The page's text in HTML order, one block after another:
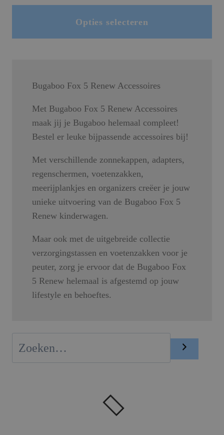
Opties selecteren
Bugaboo Fox 5 Renew Accessoires
Met Bugaboo Fox 5 Renew Accessoires
maak jij je Bugaboo helemaal compleet!
Bestel er leuke bijpassende accessoires bij!
Met verschillende zonnekappen, adapters,
regenschermen, voetenzakken,
meerijplankjes en organizers creëer je jouw
unieke uitvoering van de Bugaboo Fox 5
Renew kinderwagen.
Maar ook met de uitgebreide collectie
verzorgingstassen en voetenzakken voor je
peuter, zorg je ervoor dat de Bugaboo Fox
5 Renew helemaal is afgestemd op jouw
lifestyle en behoeftes.